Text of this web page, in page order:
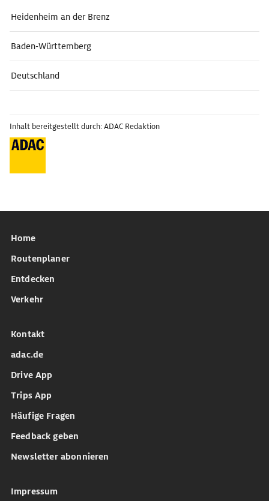
Heidenheim an der Brenz
Baden-Württemberg
Deutschland
Inhalt bereitgestellt durch: ADAC Redaktion
Home
Routenplaner
Entdecken
Verkehr
Kontakt
adac.de
Drive App
Trips App
Häufige Fragen
Feedback geben
Newsletter abonnieren
Impressum